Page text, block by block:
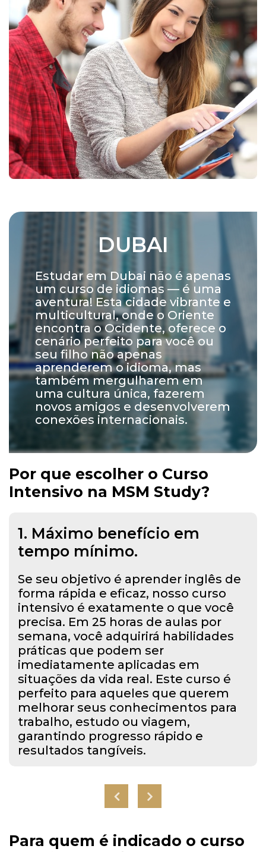
DUBAI
Estudar em Dubai não é apenas
um curso de idiomas — é uma
aventura! Esta cidade vibrante e
multicultural, onde o Oriente
encontra o Ocidente, oferece o
cenário perfeito para você ou
seu filho não apenas
aprenderem o idioma, mas
também mergulharem em
uma cultura única, fazerem
novos amigos e desenvolverem
conexões internacionais.
Por que escolher o Curso
Intensivo na MSM Study?
1. Máximo benefício em
tempo mínimo.
Se seu objetivo é aprender inglês de
forma rápida e eficaz, nosso curso
intensivo é exatamente o que você
precisa. Em 25 horas de aulas por
semana, você adquirirá habilidades
práticas que podem ser
imediatamente aplicadas em
situações da vida real. Este curso é
perfeito para aqueles que querem
melhorar seus conhecimentos para
trabalho, estudo ou viagem,
garantindo progresso rápido e
resultados tangíveis.
Para quem é indicado o curso